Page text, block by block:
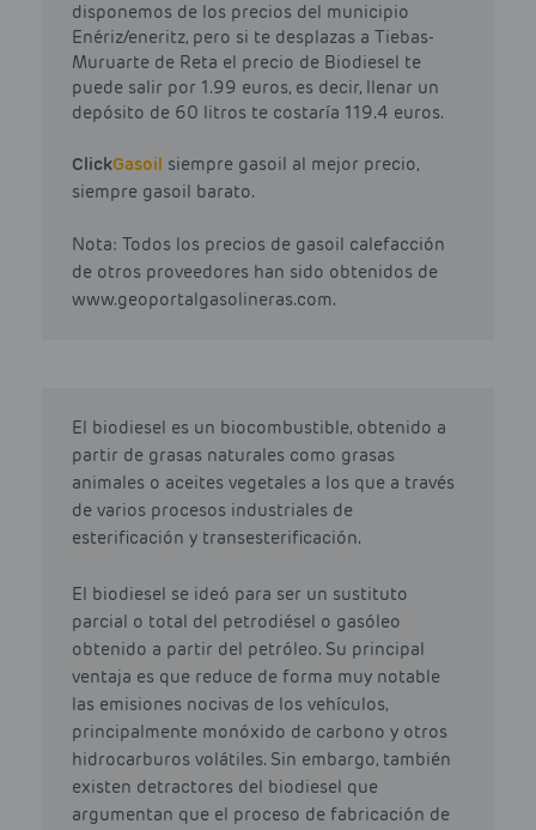
disponemos de los precios del municipio
Enériz/eneritz, pero si te desplazas a Tiebas-
Muruarte de Reta el precio de Biodiesel te
puede salir por 1.99 euros, es decir, llenar un
depósito de 60 litros te costaría 119.4 euros.
ClickGasoil siempre gasoil al mejor precio,
siempre gasoil barato.
Nota: Todos los precios de gasoil calefacción
de otros proveedores han sido obtenidos de
www.geoportalgasolineras.com.
El biodiesel es un biocombustible, obtenido a
partir de grasas naturales como grasas
animales o aceites vegetales a los que a través
de varios procesos industriales de
esterificación y transesterificación.
El biodiesel se ideó para ser un sustituto
parcial o total del petrodiésel o gasóleo
obtenido a partir del petróleo. Su principal
ventaja es que reduce de forma muy notable
las emisiones nocivas de los vehículos,
principalmente monóxido de carbono y otros
hidrocarburos volátiles. Sin embargo, también
existen detractores del biodiesel que
argumentan que el proceso de fabricación de